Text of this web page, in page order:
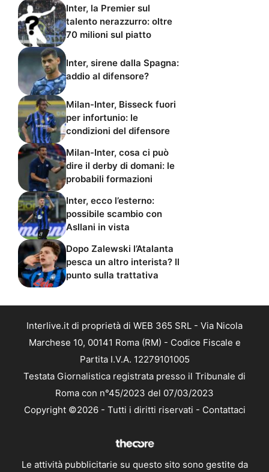
Inter, la Premier sul
talento nerazzurro: oltre
70 milioni sul piatto
Inter, sirene dalla Spagna:
addio al difensore?
Milan-Inter, Bisseck fuori
per infortunio: le
condizioni del difensore
Milan-Inter, cosa ci può
dire il derby di domani: le
probabili formazioni
Inter, ecco l’esterno:
possibile scambio con
Asllani in vista
Dopo Zalewski l’Atalanta
pesca un altro interista? Il
punto sulla trattativa
Interlive.it di proprietà di WEB 365 SRL - Via Nicola
Marchese 10, 00141 Roma (RM) - Codice Fiscale e
Partita I.V.A. 12279101005
Testata Giornalistica registrata presso il Tribunale di
Roma con n°45/2023 del 07/03/2023
Copyright ©2026 - Tutti i diritti riservati - Contattaci
Le attività pubblicitarie su questo sito sono gestite da